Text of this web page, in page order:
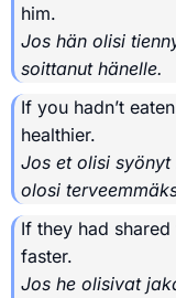
him.
Jos hän olisi
soittanut hänelle.
If you hadn’t
healthier.
Jos et olisi
olosi
If they had
faster.
Jos he olisivat